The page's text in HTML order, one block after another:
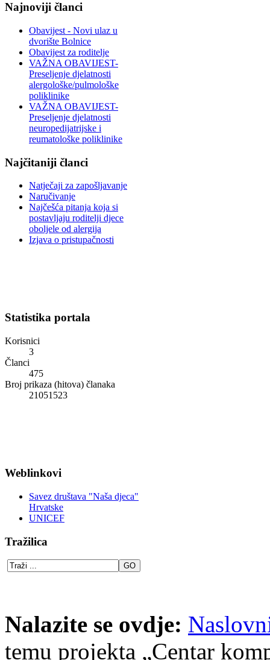
Najnoviji članci
Obavijest - Novi ulaz u
dvorište Bolnice
Obavijest za roditelje
VAŽNA OBAVIJEST-
Preseljenje djelatnosti
alergološke/pulmološke
poliklinike
VAŽNA OBAVIJEST-
Preseljenje djelatnosti
neuropedijatrijske i
reumatološke poliklinike
Najčitaniji članci
Natječaji za zapošljavanje
Naručivanje
Najčešća pitanja koja si
postavljaju roditelji djece
oboljele od alergija
Izjava o pristupačnosti
Statistika portala
Korisnici
3
Članci
475
Broj prikaza (hitova) članaka
21051523
Weblinkovi
Savez društava "Naša djeca"
Hrvatske
UNICEF
Tražilica
Nalazite se ovdje:
temu projekta „Centar